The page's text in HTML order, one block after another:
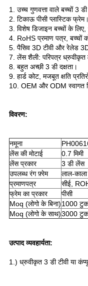
1. उच्च गुणवत्ता वाले बच्चों 3
2. टिकाऊ पीसी प्लास्टिक फ्रेम।
3. विशेष डिजाइन बच्चों के
4. RoHS प्रमाण पत्र, बच्चों
5. पैसिव 3D टीवी और रेलेड
7. लेंस शैली: परिपत्र
8. बहुत अच्छी 3 डी दक्षता।
9. हार्ड कोट, मजबूत क्षति
10. OEM और ODM स्वागत
विवरण:
नमूना
लेंस की मोटाई
0.7 मिमी
लेंस प्रकार
3 डी लेंस
उपलब्ध रंग फ़्रेम
लाल-
प्रमाणपत्र
सीई,
फ्रेम का प्रकार
पीसी
Moq (लोगो के बिना)1000
Moq (लोगो के साथ)3000
उत्पाद व्यवहार्यता:
1.) ध्रुवीकृत 3 डी टीवी या